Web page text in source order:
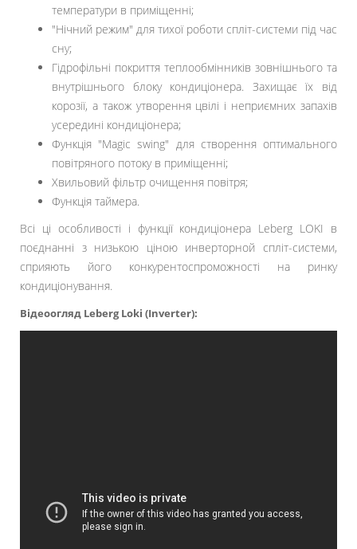
температури в приміщенні;
"Нічний режим" для тихої роботи спліт-системи під час
сну;
Гідрофільні покриття теплообмінників зовнішнього та
внутрішнього блоку кондиціонера. Захищає їх від
корозії, а також утворення цвілі і неприємних запахів
усередині кондиціонера;
Функція "Magic swing" для створення оптимального
повітряного потоку в приміщенні;
Хвильовий фільтр очищення повітря;
Функція таймера.
Всі ці особливості і функції кондиціонера Leberg LOKI в
поєднанні з низькою ціною инверторной спліт-системи,
сприяють його конкурентоспроможності на ринку
кондиціонування.
Відеоогляд Leberg Loki (Inverter):